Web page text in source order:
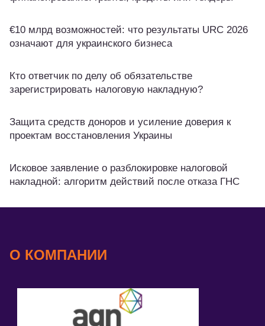
€10 млрд возможностей: что результаты URC 2026
означают для украинского бизнеса
Кто ответчик по делу об обязательстве
зарегистрировать налоговую накладную?
Защита средств доноров и усиление доверия к
проектам восстановления Украины
Исковое заявление о разблокировке налоговой
накладной: алгоритм действий после отказа ГНС
О КОМПАНИИ